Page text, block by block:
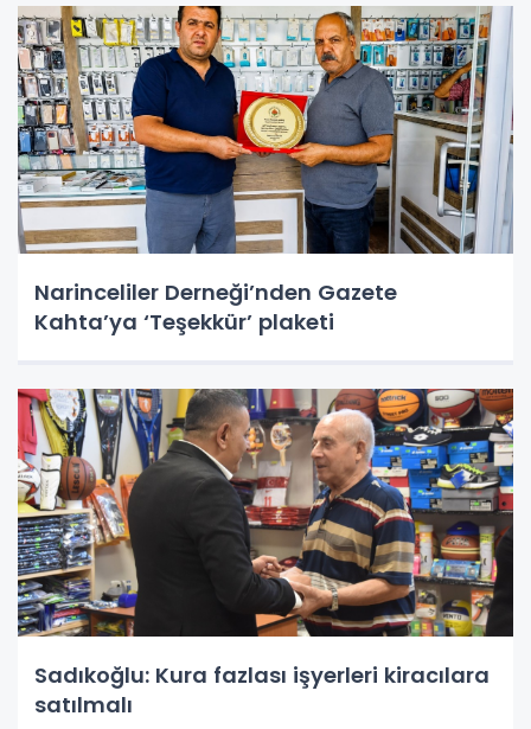
Narinceliler Derneği’nden Gazete
Kahta’ya ‘Teşekkür’ plaketi
Sadıkoğlu: Kura fazlası işyerleri kiracılara
satılmalı